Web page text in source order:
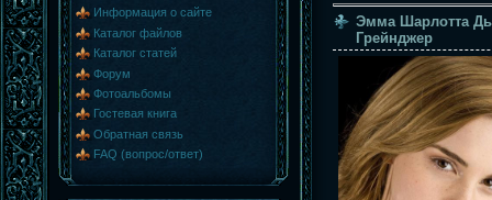
Информация о сайте
Каталог файлов
Каталог статей
Форум
Фотоальбомы
Гостевая книга
Обратная связь
FAQ (вопрос/ответ)
Эмма Шарлотта
Грейнджер